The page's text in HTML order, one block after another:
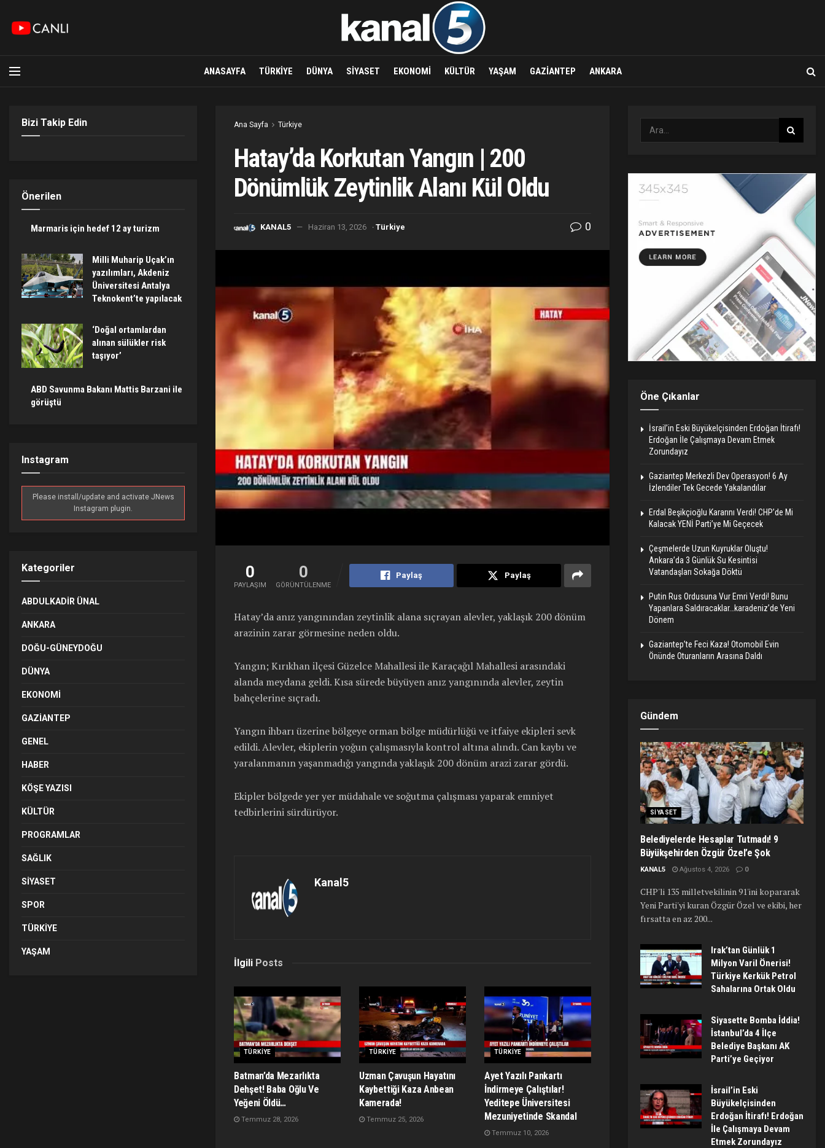
ANASAYFA TÜRKIYE DÜNYA SIYASET EKONOMI KÜLTÜR YAŞAM GAZIANTEP ANKARA
Ana Sayfa Türkiye
Hatay’da Korkutan Yangın | 200
Dönümlük Zeytinlik Alanı Kül Oldu
KANAL5 Haziran 13, 2026 · Türkiye 0
0
PAYLAŞIM
0
GÖRÜNTÜLENME
Paylaş Paylaş
Hatay’da anız yangınından zeytinlik alana sıçrayan alevler, yaklaşık 200 dönüm
arazinin zarar görmesine neden oldu.
Yangın; Kırıkhan ilçesi Güzelce Mahallesi ile Karaçağıl Mahallesi arasındaki
alanda meydana geldi. Kısa sürede büyüyen anız yangınında alevler, zeytin
bahçelerine sıçradı.
Yangın ihbarı üzerine bölgeye orman bölge müdürlüğü ve itfaiye ekipleri sevk
edildi. Alevler, ekiplerin yoğun çalışmasıyla kontrol altına alındı. Can kaybı ve
yaralanmanın yaşanmadığı yangında yaklaşık 200 dönüm arazi zarar gördü.
Ekipler bölgede yer yer müdahale ve soğutma çalışması yaparak emniyet
tedbirlerini sürdürüyor.
Kanal5
İlgili Posts
TÜRKIYE
Batman’da Mezarlıkta
Dehşet! Baba Oğlu Ve
Yeğeni Öldü…
Temmuz 28, 2026
TÜRKIYE
Uzman Çavuşun Hayatını
Kaybettiği Kaza Anbean
Kamerada!
Temmuz 25, 2026
TÜRKIYE
Ayet Yazılı Pankartı
İndirmeye Çalıştılar!
Yeditepe Üniversitesi
Mezuniyetinde Skandal
Temmuz 10, 2026
Bizi Takip Edin
Önerilen
Marmaris için hedef 12 ay turizm
Milli Muharip Uçak’ın
yazılımları, Akdeniz
Üniversitesi Antalya
Teknokent’te yapılacak
‘Doğal ortamlardan
alınan sülükler risk
taşıyor’
ABD Savunma Bakanı Mattis Barzani ile
görüştü
Instagram
Please install/update and activate JNews
Instagram plugin.
Kategoriler
ABDULKADIR ÜNAL
ANKARA
DOĞU-GÜNEYDOĞU
DÜNYA
EKONOMI
GAZIANTEP
GENEL
HABER
KÖŞE YAZISI
KÜLTÜR
PROGRAMLAR
SAĞLIK
SIYASET
SPOR
TÜRKIYE
YAŞAM
Öne Çıkanlar
İsrail’in Eski Büyükelçisinden Erdoğan İtirafı!
Erdoğan İle Çalışmaya Devam Etmek
Zorundayız
Gaziantep Merkezli Dev Operasyon! 6 Ay
İzlendiler Tek Gecede Yakalandılar
Erdal Beşikçioğlu Kararını Verdi! CHP’de Mi
Kalacak YENİ Parti’ye Mi Geçecek
Çeşmelerde Uzun Kuyruklar Oluştu!
Ankara’da 3 Günlük Su Kesintisi
Vatandaşları Sokağa Döktü
Putin Rus Ordusuna Vur Emri Verdi! Bunu
Yapanlara Saldıracaklar…karadeniz’de Yeni
Dönem
Gaziantep’te Feci Kaza! Otomobil Evin
Önünde Oturanların Arasına Daldı
Gündem
SIYASET
Belediyelerde Hesaplar Tutmadı! 9
Büyükşehirden Özgür Özel’e Şok
KANAL5 Ağustos 4, 2026 0
CHP'li 135 milletvekilinin 91'ini kopararak
Yeni Parti'yi kuran Özgür Özel ve ekibi, her
fırsatta en az 200...
Irak’tan Günlük 1
Milyon Varil Önerisi!
Türkiye Kerkük Petrol
Sahalarına Ortak Oldu
Siyasette Bomba İddia!
İstanbul’da 4 İlçe
Belediye Başkanı AK
Parti’ye Geçiyor
İsrail’in Eski
Büyükelçisinden
Erdoğan İtirafı! Erdoğan
İle Çalışmaya Devam
Etmek Zorundayız